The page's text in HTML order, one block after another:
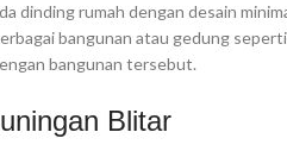
dinding rumah dengan desain
bangunan atau gedung
bangunan tersebut.
Blitar